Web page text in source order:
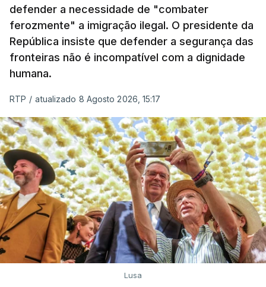
defender a necessidade de "combater
ferozmente" a imigração ilegal. O presidente da
República insiste que defender a segurança das
fronteiras não é incompatível com a dignidade
humana.
RTP / atualizado 8 Agosto 2026, 15:17
Lusa